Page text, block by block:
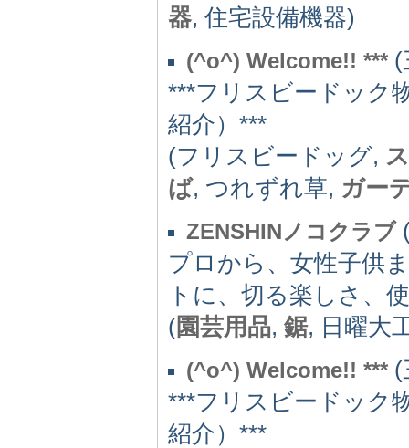
器, 住宅設備機器)
(^o^) Welcome!! *** (
***フリスビードック
紹介）***
(フリスビードッグ,
ば, つれずれ草, ガー
ZENSHINノコクラブ
プロから、女性子供
トに、切る楽しさ、
(園芸用品, 鋸, 日曜大
(^o^) Welcome!! *** (
***フリスビードック
紹介）***